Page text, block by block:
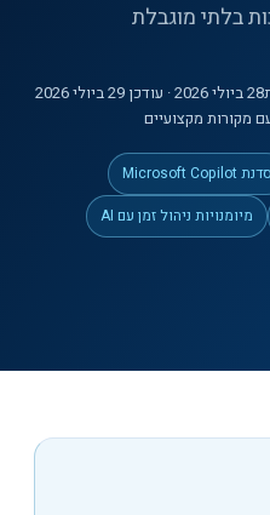
בלתי מוגבלת
28 ביולי 2026
· עודכן 29 ביולי 2026
מקורות מקצועיים
סדנת Microsoft Copilot
מיומנויות ניהול זמן עם AI